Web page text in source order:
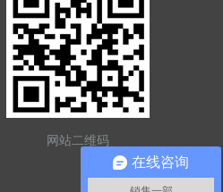
网站二维码
在线咨询